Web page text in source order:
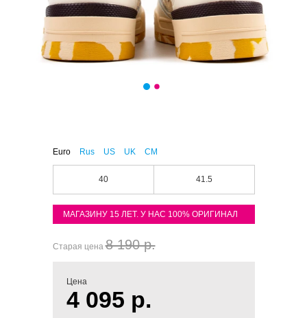
Euro Rus US UK CM
40 41.5
МАГАЗИНУ 15 ЛЕТ. У НАС 100% ОРИГИНАЛ
Старая цена8 190 р.
Цена
4 095 р.